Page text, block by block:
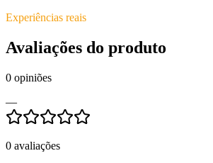
Experiências reais
Avaliações do produto
0 opiniões
—
0 avaliações